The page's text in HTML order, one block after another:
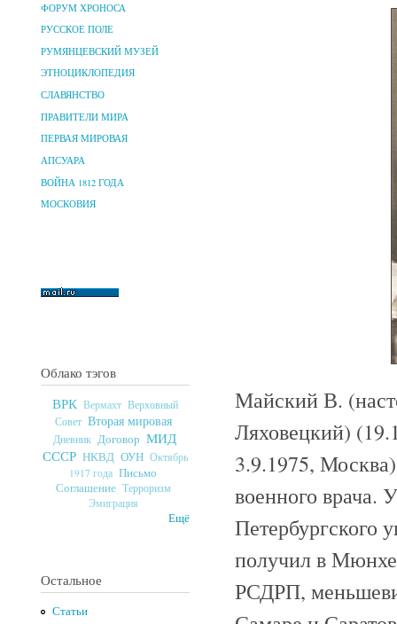
ФОРУМ ХРОНОСА
РУССКОЕ ПОЛЕ
РУМЯНЦЕВСКИЙ МУЗЕЙ
ЭТНОЦИКЛОПЕДИЯ
СЛАВЯНСТВО
ПРАВИТЕЛИ МИРА
ПЕРВАЯ МИРОВАЯ
АПСУАРА
ВОЙНА 1812 ГОДА
МОСКОВИЯ
Облако тэгов
ВРК Вермахт Верховный
Совет Вторая мировая
Дневник Договор МИД
СССР НКВД ОУН Октябрь
1917 года Письмо
Соглашение Терроризм
Эмиграция
Ещё
Остальное
Статьи
Майский В.
Ляховецкий)
3.9.1975,
военного врача.
Петербургского
получил в
РСДРП,